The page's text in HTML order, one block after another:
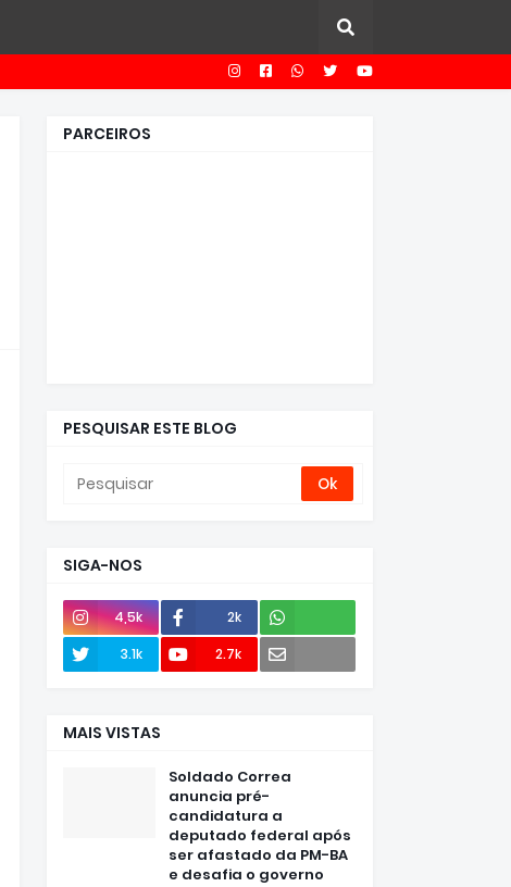
PARCEIROS
PESQUISAR ESTE BLOG
SIGA-NOS
4,5k
2k
3.1k
2.7k
MAIS VISTAS
Soldado Correa
anuncia pré-
candidatura a
deputado federal após
ser afastado da PM-BA
e desafia o governo